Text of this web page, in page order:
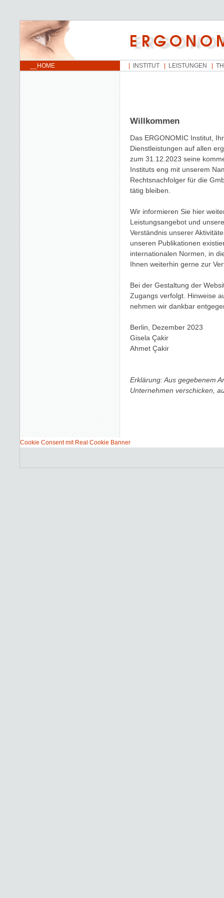
__HOME INSTITUT LEISTUNGEN
Willkommen
Das ERGONOMIC Institut,
Dienstleistungen auf allen
zum 31.12.2023 seine
Instituts eng mit unserem
Rechtsnachfolger für die
tätig bleiben.
Wir informieren Sie hier
Leistungsangebot und
Verständnis unserer
unseren Publikationen
internationalen Normen, in
Ihnen weiterhin gerne zur
Bei der Gestaltung der
Zugangs verfolgt. Hinweise
nehmen wir dankbar
Berlin, Dezember 2023
Gisela Çakir
Ahmet Çakir
Erklärung: Aus gegebenem
Unternehmen verschicken,
Cookie Consent mit Real Cookie Banner